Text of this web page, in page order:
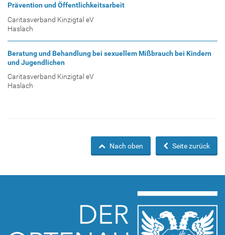
Prävention und Öffentlichkeitsarbeit
Caritasverband Kinzigtal eV
Haslach
Beratung und Behandlung bei sexuellem Mißbrauch bei Kindern
und Jugendlichen
Caritasverband Kinzigtal eV
Haslach
Seite zurück
Nach oben